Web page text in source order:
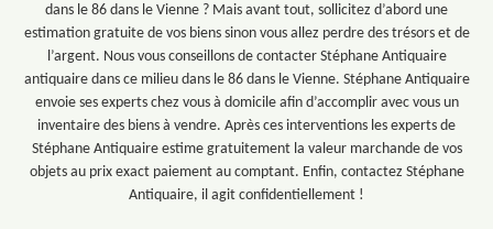
dans le 86 dans le Vienne ? Mais avant tout, sollicitez d’abord une
estimation gratuite de vos biens sinon vous allez perdre des trésors et de
l’argent. Nous vous conseillons de contacter Stéphane Antiquaire
antiquaire dans ce milieu dans le 86 dans le Vienne. Stéphane Antiquaire
envoie ses experts chez vous à domicile afin d’accomplir avec vous un
inventaire des biens à vendre. Après ces interventions les experts de
Stéphane Antiquaire estime gratuitement la valeur marchande de vos
objets au prix exact paiement au comptant. Enfin, contactez Stéphane
Antiquaire, il agit confidentiellement !